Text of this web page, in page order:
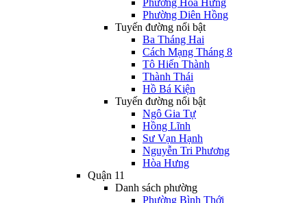
Phường Hòa Hưng
Phường Diên Hồng
Tuyến đường nổi bật
Ba Tháng Hai
Cách Mạng Tháng 8
Tô Hiến Thành
Thành Thái
Hồ Bá Kiện
Tuyến đường nổi bật
Ngô Gia Tự
Hồng Lĩnh
Sư Vạn Hạnh
Nguyễn Tri Phương
Hòa Hưng
Quận 11
Danh sách phường
Phường Bình Thới